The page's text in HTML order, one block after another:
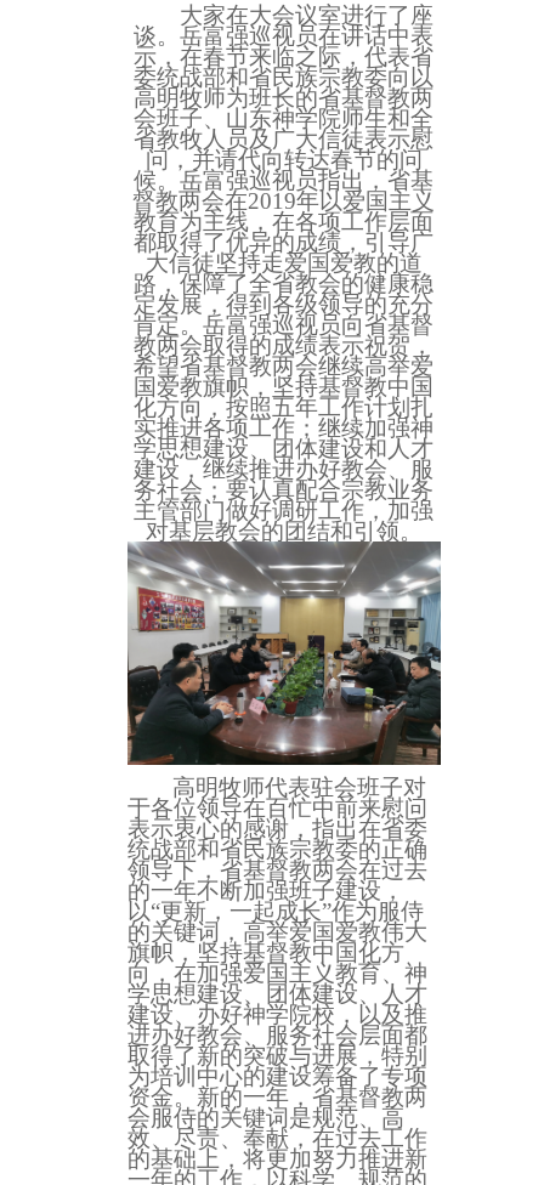
大家在大会议室进行了座
谈。岳富强巡视员在讲话中表
示，在春节来临之际，代表省
委统战部和省民族宗教委向以
高明牧师为班长的省基督教两
会班子、山东神学院师生和全
省教牧人员及广大信徒表示慰
问，并请代向转达春节的问
候。岳富强巡视员指出，省基
督教两会在2019年以爱国主义
教育为主线，在各项工作层面
都取得了优异的成绩，引导广
大信徒坚持走爱国爱教的道
路，保障了全省教会的健康稳
定发展，得到各级领导的充分
肯定。岳富强巡视员向省基督
教两会取得的成绩表示祝贺，
希望省基督教两会继续高举爱
国爱教旗帜，坚持基督教中国
化方向，按照五年工作计划扎
实推进各项工作；继续加强神
学思想建设、团体建设和人才
建设，继续推进办好教会、服
务社会；要认真配合宗教业务
主管部门做好调研工作，加强
对基层教会的团结和引领。
高明牧师代表驻会班子对
于各位领导在百忙中前来慰问
表示衷心的感谢，指出在省委
统战部和省民族宗教委的正确
领导下，省基督教两会在过去
的一年不断加强班子建设，
以“更新，一起成长”作为服侍
的关键词，高举爱国爱教伟大
旗帜，坚持基督教中国化方
向，在加强爱国主义教育、神
学思想建设、团体建设、人才
建设、办好神学院校，以及推
进办好教会、服务社会层面都
取得了新的突破与进展，特别
为培训中心的建设筹备了专项
资金。新的一年，省基督教两
会服侍的关键词是规范、高
效、尽责、奉献，在过去工作
的基础上，将更加努力推进新
一年的工作，以科学、规范的